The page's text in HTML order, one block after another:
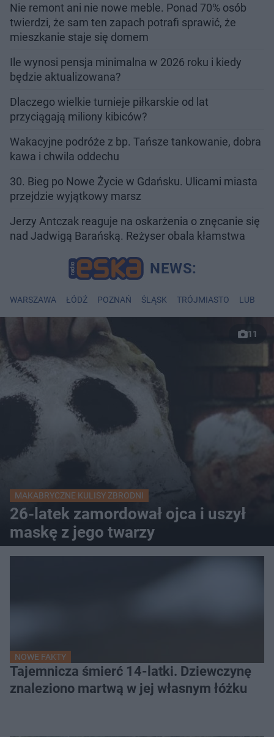
Nie remont ani nie nowe meble. Ponad 70% osób
twierdzi, że sam ten zapach potrafi sprawić, że
mieszkanie staje się domem
Ile wynosi pensja minimalna w 2026 roku i kiedy
będzie aktualizowana?
Dlaczego wielkie turnieje piłkarskie od lat
przyciągają miliony kibiców?
Wakacyjne podróże z bp. Tańsze tankowanie, dobra
kawa i chwila oddechu
30. Bieg po Nowe Życie w Gdańsku. Ulicami miasta
przejdzie wyjątkowy marsz
Jerzy Antczak reaguje na oskarżenia o znęcanie się
nad Jadwigą Barańską. Reżyser obala kłamstwa
WARSZAWA ŁÓDŹ POZNAŃ ŚLĄSK TRÓJMIASTO LUBLIN
11
MAKABRYCZNE KULISY ZBRODNI
26-latek zamordował ojca i uszył
maskę z jego twarzy
NOWE FAKTY
Tajemnicza śmierć 14-latki. Dziewczynę
znaleziono martwą w jej własnym łóżku